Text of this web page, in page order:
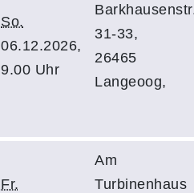
So.
06.12.2026,
9.00 Uhr
31-33,
26465
Langeoog,
Fr.
Am
Turbinenhaus